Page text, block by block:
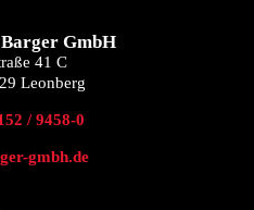
GmbH
41 C
Leonberg
/ 9458-0
gmbh.de